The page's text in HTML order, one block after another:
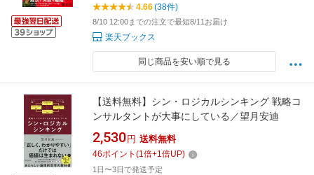
4.66(38件)
8/10 12:00までの注文で最短8/11お届け
楽天ブックス
同じ商品を安い順で見る
【送料無料】シン・ロジカルシンキング 戦略コ
ンサルタントが大事にしている／望月安迪
2,530 円 送料無料
46ポイント (1倍+1倍UP)
1日〜3日で発送予定